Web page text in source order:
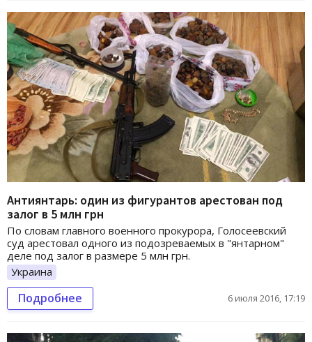
Антиянтарь: один из фигурантов арестован под
залог в 5 млн грн
По словам главного военного прокурора, Голосеевский
суд арестовал одного из подозреваемых в "янтарном"
деле под залог в размере 5 млн грн.
Украина
Подробнее 6 июля 2016, 17:19